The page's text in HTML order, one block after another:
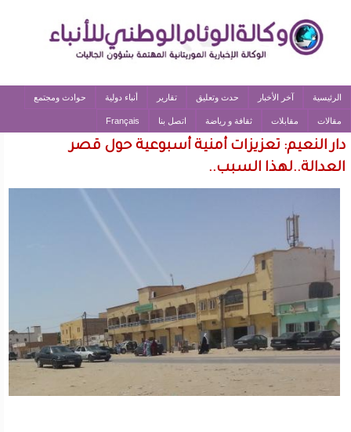
الرئيسية آخر الأخبار حدث وتعليق تقارير أنباء دولية حوادث ومجتمع
مقالات مقابلات ثقافة و رياضة اتصل بنا Français
دار النعيم: تعزيزات أمنية أسبوعية حول قصر
العدالة..لهذا السبب..